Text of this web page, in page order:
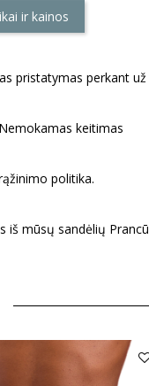
ir kainos
pristatymas perkant už
keitimas
politika.
iš mūsų sandėlių